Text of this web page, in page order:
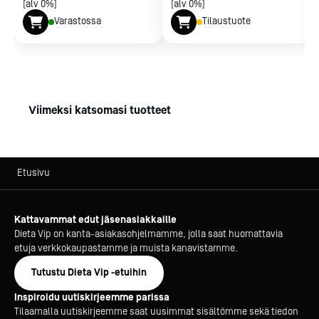
[alv 0%]
Varastossa
[alv 0%]
Tilaustuote
Viimeksi katsomasi tuotteet
Etusivu
Kattavammat edut jäsenasiakkaille
Dieta Vip on kanta-asiakasohjelmamme, jolla saat huomattavia
etuja verkkokaupastamme ja muista kanavistamme.
Tutustu Dieta Vip -etuihin
Inspiroidu uutiskirjeemme parissa
Tilaamalla uutiskirjeemme saat uusimmat sisältömme sekä tiedon